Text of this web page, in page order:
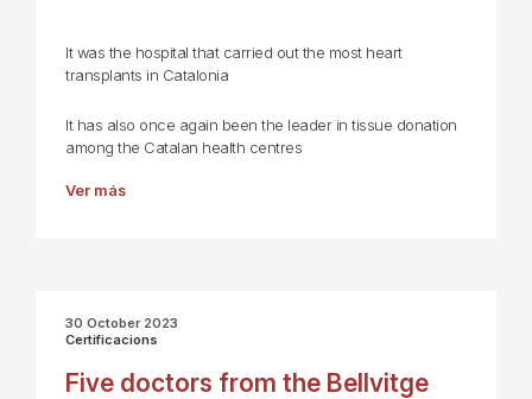
It was the hospital that carried out the most heart
transplants in Catalonia
It has also once again been the leader in tissue donation
among the Catalan health centres
Ver más
30 October 2023
Certificacions
Five doctors from the Bellvitge